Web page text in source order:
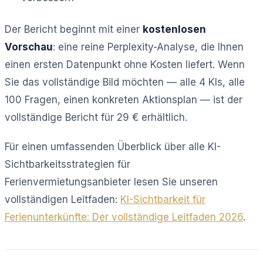
Der Bericht beginnt mit einer kostenlosen
Vorschau: eine reine Perplexity-Analyse, die Ihnen
einen ersten Datenpunkt ohne Kosten liefert. Wenn
Sie das vollständige Bild möchten — alle 4 KIs, alle
100 Fragen, einen konkreten Aktionsplan — ist der
vollständige Bericht für 29 € erhältlich.
Für einen umfassenden Überblick über alle KI-
Sichtbarkeitsstrategien für
Ferienvermietungsanbieter lesen Sie unseren
vollständigen Leitfaden: KI-Sichtbarkeit für
Ferienunterkünfte: Der vollständige Leitfaden 2026.